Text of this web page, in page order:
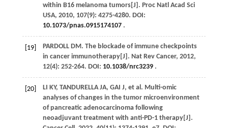
within B16 melanoma tumors[J]. Proc Natl Acad Sci
USA, 2010, 107(9): 4275-4280. DOI:
10.1073/pnas.0915174107.
[19] PARDOLL DM. The blockade of immune checkpoints
in cancer immunotherapy[J]. Nat Rev Cancer, 2012,
12(4): 252-264. DOI: 10.1038/nrc3239.
[20] LI KY, TANDURELLA JA, GAI J, et al. Multi-omic
analyses of changes in the tumor microenvironment
of pancreatic adenocarcinoma following
neoadjuvant treatment with anti-PD-1 therapy[J].